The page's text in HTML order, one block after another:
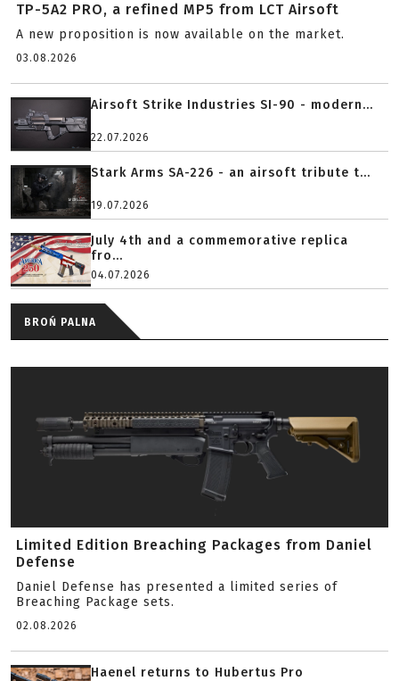
TP-5A2 PRO, a refined MP5 from LCT Airsoft
A new proposition is now available on the market.
03.08.2026
Airsoft Strike Industries SI-90 - modern...
22.07.2026
Stark Arms SA-226 - an airsoft tribute t...
19.07.2026
July 4th and a commemorative replica
fro...
04.07.2026
BROŃ PALNA
Limited Edition Breaching Packages from Daniel
Defense
Daniel Defense has presented a limited series of
Breaching Package sets.
02.08.2026
Haenel returns to Hubertus Pro